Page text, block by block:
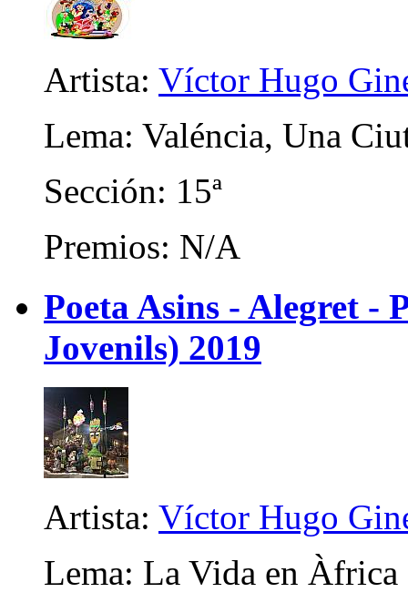
Artista: Víctor Hugo
Lema: Valéncia, Una
Sección: 15ª
Premios: N/A
Poeta Asins - Alegret -
Jovenils) 2019
Artista: Víctor Hugo
Lema: La Vida en Àfrica